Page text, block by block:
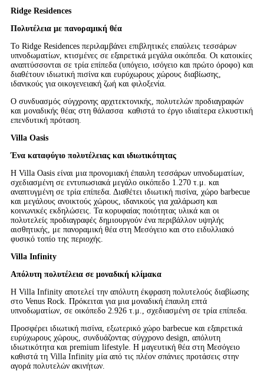
Ridge Residences
Πολυτέλεια με πανοραμική θέα
Το Ridge Residences περιλαμβάνει επιβλητικές επαύλεις τεσσάρων
υπνοδωματίων, κτισμένες σε εξαιρετικά μεγάλα οικόπεδα. Οι κατοικίες
αναπτύσσονται σε τρία επίπεδα (υπόγειο, ισόγειο και πρώτο όροφο) και
διαθέτουν ιδιωτική πισίνα και ευρύχωρους χώρους διαβίωσης,
ιδανικούς για οικογενειακή ζωή και φιλοξενία.
Ο συνδυασμός σύγχρονης αρχιτεκτονικής, πολυτελών προδιαγραφών
και μοναδικής θέας στη θάλασσα καθιστά το έργο ιδιαίτερα ελκυστική
επενδυτική πρόταση.
Villa Oasis
Ένα καταφύγιο πολυτέλειας και ιδιωτικότητας
Η Villa Oasis είναι μια προνομιακή έπαυλη τεσσάρων υπνοδωματίων,
σχεδιασμένη σε εντυπωσιακά μεγάλο οικόπεδο 1.270 τ.μ. και
αναπτυγμένη σε τρία επίπεδα. Διαθέτει ιδιωτική πισίνα, χώρο barbecue
και μεγάλους ανοικτούς χώρους, ιδανικούς για χαλάρωση και
κοινωνικές εκδηλώσεις. Τα κορυφαίας ποιότητας υλικά και οι
πολυτελείς προδιαγραφές δημιουργούν ένα περιβάλλον υψηλής
αισθητικής, με πανοραμική θέα στη Μεσόγειο και στο ειδυλλιακό
φυσικό τοπίο της περιοχής.
Villa Infinity
Απόλυτη πολυτέλεια σε μοναδική κλίμακα
Η Villa Infinity αποτελεί την απόλυτη έκφραση πολυτελούς διαβίωσης
στο Venus Rock. Πρόκειται για μια μοναδική έπαυλη επτά
υπνοδωματίων, σε οικόπεδο 2.926 τ.μ., σχεδιασμένη σε τρία επίπεδα.
Προσφέρει ιδιωτική πισίνα, εξωτερικό χώρο barbecue και εξαιρετικά
ευρύχωρους χώρους, συνδυάζοντας σύγχρονο design, απόλυτη
ιδιωτικότητα και premium lifestyle. Η μαγευτική θέα στη Μεσόγειο
καθιστά τη Villa Infinity μία από τις πλέον σπάνιες προτάσεις στην
αγορά πολυτελών ακινήτων.